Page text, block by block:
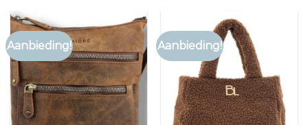
Aanbieding! Aanbieding!